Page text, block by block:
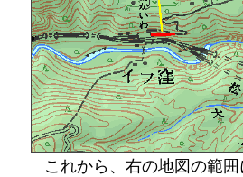
これから、右の地図の範